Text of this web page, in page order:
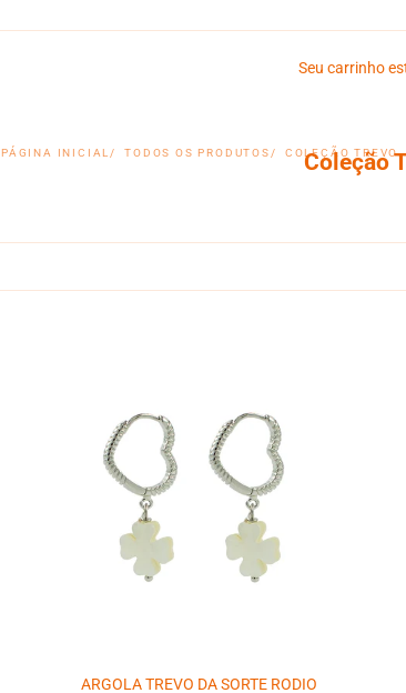
Seu carrinho
PÁGINA INICIAL TODOS OS PRODUTOS COLEÇÃO TREVO
Coleção
ARGOLA TREVO DA SORTE RODIO